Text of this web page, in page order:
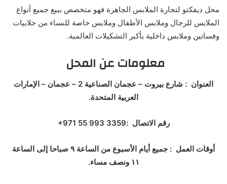
محل ديفكتو لتجارة الملابس الجاهزة فهو متخصص ببيع جميع أنواع
الملابس للرجال وملابس الأطفال وملابس خاصة للنساء من جلابيات
وفساتين وملابس داخلية بأكبر التشكيلات العالمية.
معلومات عن المحل
العنوان : شارع بيروت – عجمان الصناعية 2 – عجمان – الإمارات
العربية المتحدة.
رقم الاتصال :‏‪+971 55 993 3359‏
أوقات العمل : جميع أيام الأسبوع من الساعة ٩ صباحا إلى الساعة
١١ ونصف مساء.